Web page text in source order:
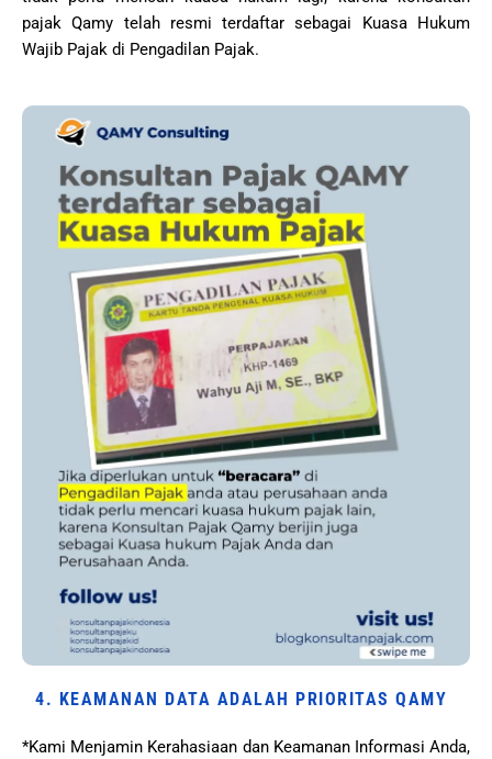
pajak Qamy telah resmi terdaftar sebagai Kuasa Hukum
Wajib Pajak di Pengadilan Pajak.
4. KEAMANAN DATA ADALAH PRIORITAS QAMY
*Kami Menjamin Kerahasiaan dan Keamanan Informasi Anda,